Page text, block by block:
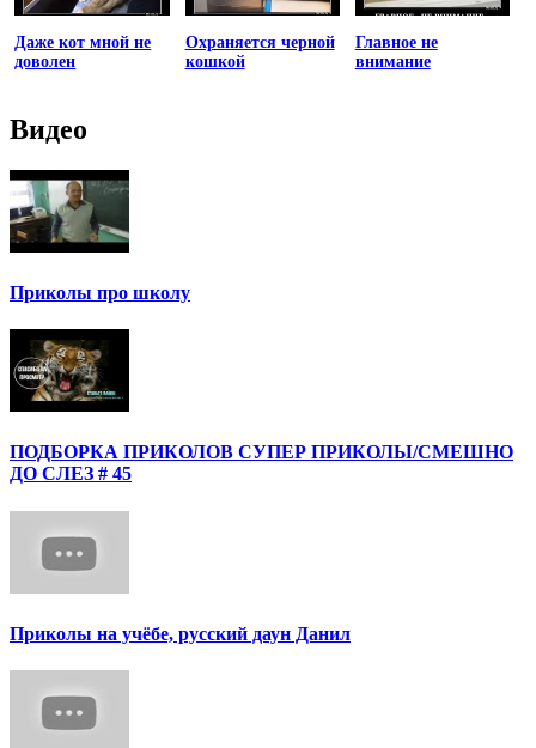
Даже кот мной не
доволен
Охраняется черной
кошкой
Главное не
внимание
Видео
Приколы про школу
ПОДБОРКА ПРИКОЛОВ СУПЕР ПРИКОЛЫ/СМЕШНО
ДО СЛЕЗ # 45
Приколы на учёбе, русский даун Данил